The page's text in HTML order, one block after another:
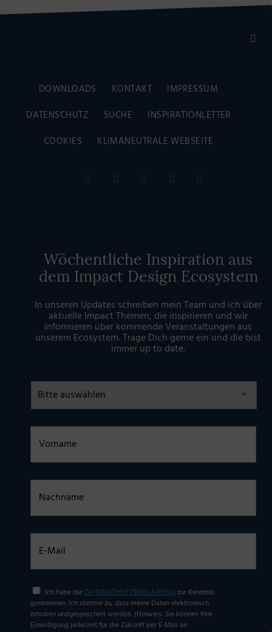
DOWNLOADS KONTAKT
IMPRESSUM
DATENSCHUTZ
SUCHE
INSPIRATIONLETTER
COOKIES
KLIMANEUTRALE WEBSEITE
Wöchentliche Inspiration aus
dem Impact Design Ecosystem
In unseren Updates schreiben mein Team und ich über
aktuelle Impact Themen, die inspirieren und wir
informieren über kommende Veranstaltungen aus
unserem Ecosystem. Trage Dich gerne ein und die bist
immer up to date.
Ich habe dieDATENSCHUTZERKLÄRUNGzur Kenntnis
genommen. Ich stimme zu, dass meine Daten elektronisch
erhoben undgespeichert werden. (Hinweis: Sie können Ihre
Einwilligung jederzeit für die Zukunft per E-Mail an